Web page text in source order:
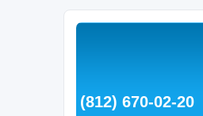
(812) 670-02-20